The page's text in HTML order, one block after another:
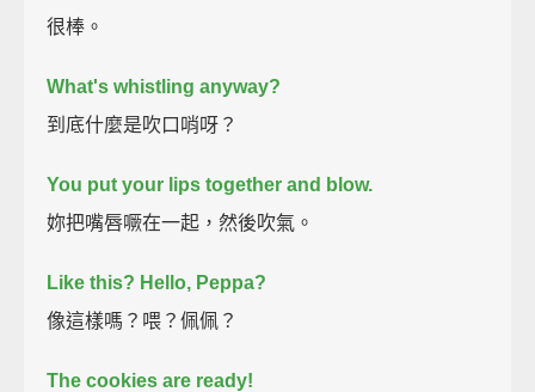
很棒。
What's whistling anyway?
到底什麼是吹口哨呀？
You put your lips together and blow.
妳把嘴唇噘在一起，然後吹氣。
Like this? Hello, Peppa?
像這樣嗎？喂？佩佩？
The cookies are ready!